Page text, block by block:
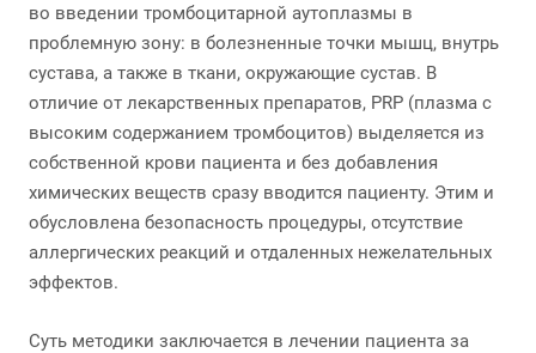
во введении тромбоцитарной аутоплазмы в
проблемную зону: в болезненные точки мышц, внутрь
сустава, а также в ткани, окружающие сустав. В
отличие от лекарственных препаратов, PRP (плазма с
высоким содержанием тромбоцитов) выделяется из
собственной крови пациента и без добавления
химических веществ сразу вводится пациенту. Этим и
обусловлена безопасность процедуры, отсутствие
аллергических реакций и отдаленных нежелательных
эффектов.
Суть методики заключается в лечении пациента за